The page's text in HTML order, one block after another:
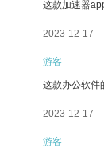
这款加速器
2023-12-17
游客
这款办公软件
2023-12-17
游客